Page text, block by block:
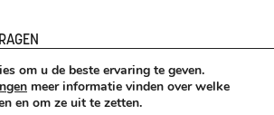
RETOURNERINGSBELEID
om u de beste ervaring te geven.
meer informatie vinden over welke
en om ze uit te zetten.